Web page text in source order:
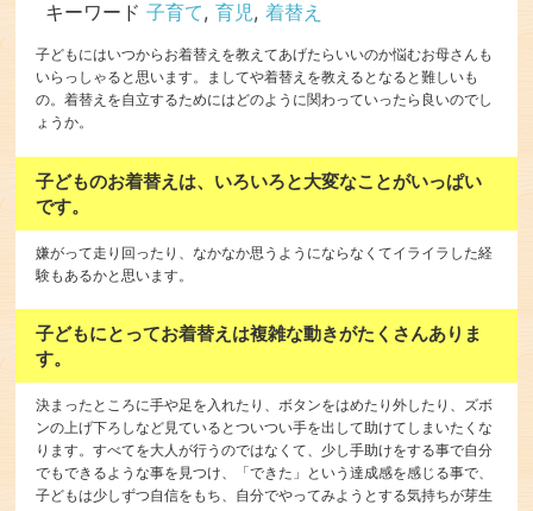
キーワード子育て,育児,着替え
子どもにはいつからお着替えを教えてあげたらいいのか悩むお母さんも
いらっしゃると思います。ましてや着替えを教えるとなると難しいも
の。着替えを自立するためにはどのように関わっていったら良いのでし
ょうか。
子どものお着替えは、いろいろと大変なことがいっぱい
です。
嫌がって走り回ったり、なかなか思うようにならなくてイライラした経
験もあるかと思います。
子どもにとってお着替えは複雑な動きがたくさんありま
す。
決まったところに手や足を入れたり、ボタンをはめたり外したり、ズボ
ンの上げ下ろしなど見ているとついつい手を出して助けてしまいたくな
ります。すべてを大人が行うのではなくて、少し手助けをする事で自分
でもできるような事を見つけ、「できた」という達成感を感じる事で、
子どもは少しずつ自信をもち、自分でやってみようとする気持ちが芽生